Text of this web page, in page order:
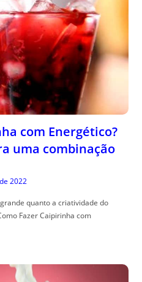
com Energético?
uma combinação
2022
quanto a criatividade do
Fazer Caipirinha com